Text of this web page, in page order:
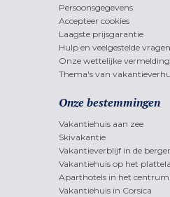
Persoonsgegevens
Accepteer cookies
Laagste prijsgarantie
Hulp en veelgestelde vragen
Onze wettelijke
Thema's van vakantieverhu
Onze bestemmingen
Vakantiehuis aan zee
Skivakantie
Vakantieverblijf in de
Vakantiehuis op het
Aparthotels in het centrum
Vakantiehuis in Corsica